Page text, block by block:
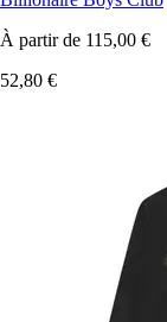
À partir de 115,00 €
52,80 €